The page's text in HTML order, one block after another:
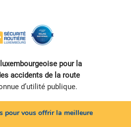
pour la
accidents de la route
d’utilité publique.
pour vous offrir la meilleure